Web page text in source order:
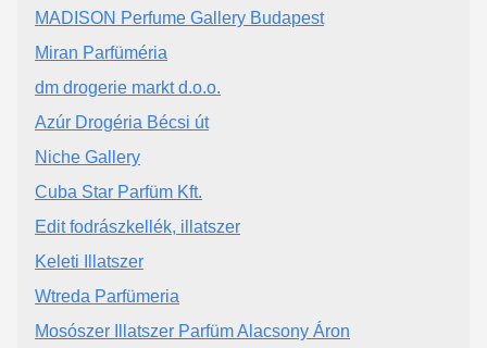
MADISON Perfume Gallery Budapest
Miran Parfüméria
dm drogerie markt d.o.o.
Azúr Drogéria Bécsi út
Niche Gallery
Cuba Star Parfüm Kft.
Edit fodrászkellék, illatszer
Keleti Illatszer
Wtreda Parfümeria
Mosószer Illatszer Parfüm Alacsony Áron